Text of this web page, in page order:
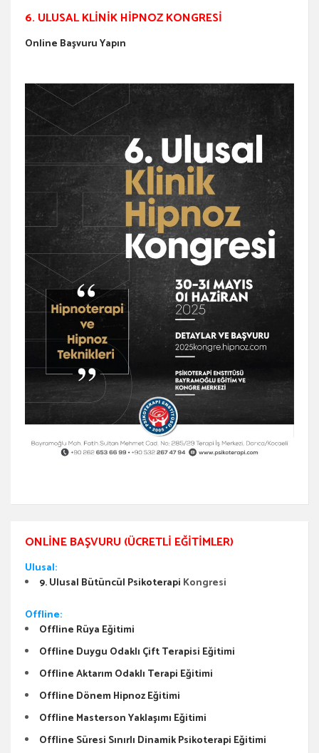
6. ULUSAL KLINIK HIPNOZ KONGRESI
Online Başvuru Yapın
ONLINE BAŞVURU (ÜCRETLI EĞITIMLER)
Ulusal:
9. Ulusal Bütüncül Psikoterapi Kongresi
Offline:
Offline Rüya Eğitimi
Offline Duygu Odaklı Çift Terapisi Eğitimi
Offline Aktarım Odaklı Terapi Eğitimi
Offline Dönem Hipnoz Eğitimi
Offline Masterson Yaklaşımı Eğitimi
Offline Süresi Sınırlı Dinamik Psikoterapi Eğitimi